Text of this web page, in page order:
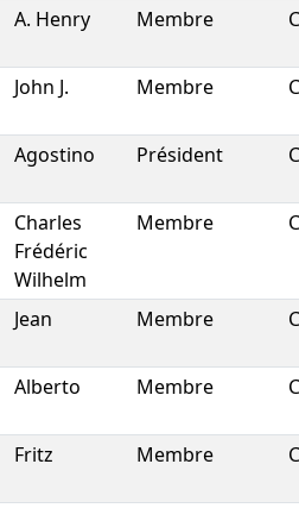
A. Henry Membre
John J. Membre
Agostino Président
Charles
Frédéric
Wilhelm
Membre
Jean Membre
Alberto Membre
Fritz Membre